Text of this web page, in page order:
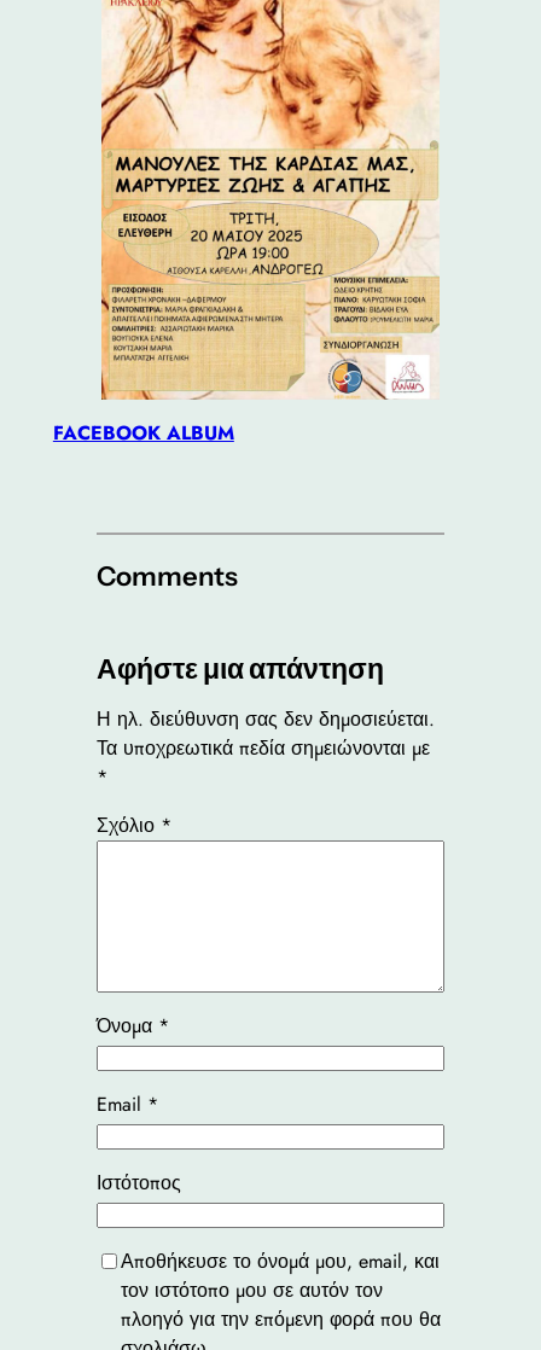
FACEBOOK ALBUM
Comments
Αφήστε μια απάντηση
Η ηλ. διεύθυνση σας δεν δημοσιεύεται.
Τα υποχρεωτικά πεδία σημειώνονται με
*
Σχόλιο *
Όνομα *
Email *
Ιστότοπος
Αποθήκευσε το όνομά μου, email, και
τον ιστότοπο μου σε αυτόν τον
πλοηγό για την επόμενη φορά που θα